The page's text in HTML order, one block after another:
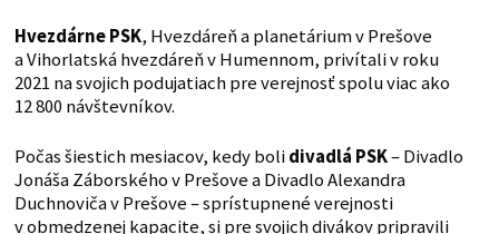
Hvezdárne PSK, Hvezdáreň a planetárium v Prešove
a Vihorlatská hvezdáreň v Humennom, privítali v roku
2021 na svojich podujatiach pre verejnosť spolu viac ako
12 800 návštevníkov.
Počas šiestich mesiacov, kedy bolidivadlá PSK– Divadlo
Jonáša Záborského v Prešove a Divadlo Alexandra
Duchnoviča v Prešove – sprístupnené verejnosti
v obmedzenej kapacite, si pre svojich divákov pripravili